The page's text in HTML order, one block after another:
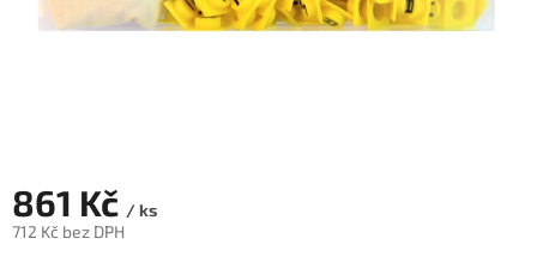
861 Kč / ks
712 Kč bez DPH